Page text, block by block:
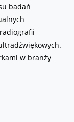
badań
w branży